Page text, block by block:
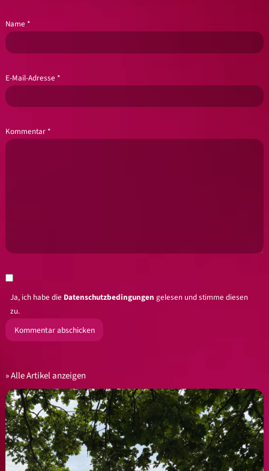
Name *
E-Mail-Adresse *
Kommentar *
Ja, ich habe die Datenschutzbedingungen gelesen und stimme diesen
zu.
Alle Artikel anzeigen